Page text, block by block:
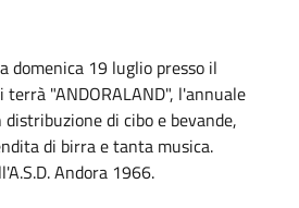
domenica 19 luglio presso il
terrà "ANDORALAND", l'annuale
di cibo e bevande,
di birra e tanta musica.
Andora 1966.